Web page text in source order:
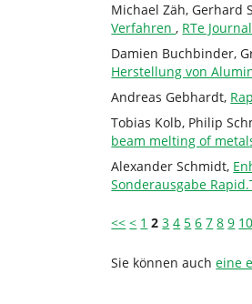
Michael Zäh, Gerhard
Verfahren, RTe
Damien Buchbinder,
Herstellung von
Andreas Gebhardt,
Tobias Kolb, Philip
beam melting of
Alexander Schmidt,
Sonderausgabe
<< < 1 2 3 4 5 6 7 8 9 10
Sie können aucheine